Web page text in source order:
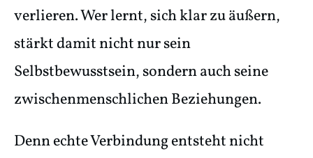
verlieren. Wer lernt, sich klar zu äußern,
stärkt damit nicht nur sein
Selbstbewusstsein, sondern auch seine
zwischenmenschlichen Beziehungen.
Denn echte Verbindung entsteht nicht